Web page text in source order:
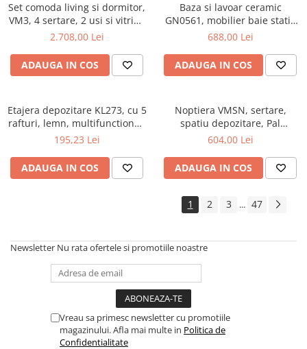
Set comoda living si dormitor,
VM3, 4 sertare, 2 usi si vitrina
suprapozabila VMN4, 2 usi, 2
insertii MDF, Nuc
2.708,00 Lei
ADAUGA IN COS
Baza si lavoar ceramic
GN0561, mobilier baie stativ
50 cm, front MDF, 2 usi, 2
reglabile, alb/antracit
688,00 Lei
ADAUGA IN COS
Etajera depozitare KL273, cu 5
rafturi, lemn, multifunctional,
natur
195,23 Lei
ADAUGA IN COS
Noptiera VMSN, sertare,
spatiu depozitare, Pal
Melaminat, insertii MDF, Nuc
604,00 Lei
ADAUGA IN COS
1 2 3 ... 47
Newsletter Nu rata ofertele si promotiile noastre
Vreau sa primesc newsletter cu promotiile
magazinului. Afla mai multe in Politica de
Confidentialitate